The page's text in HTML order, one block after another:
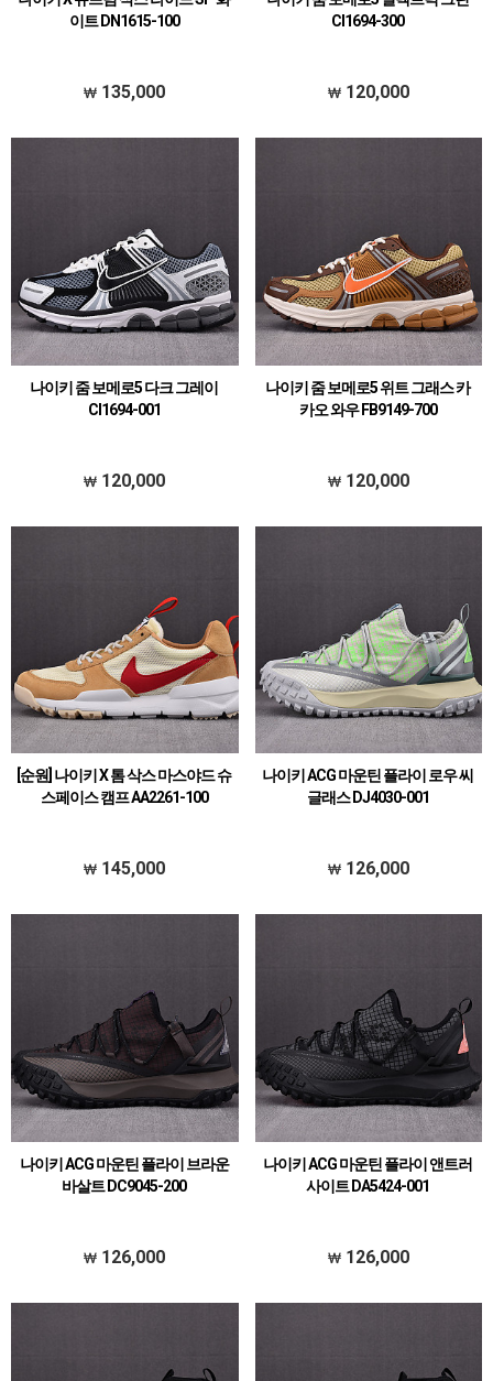
이트 DN1615-100
135,000
CI1694-300
120,000
나이키 줌 보메로5 다크 그레이
CI1694-001
120,000
나이키 줌 보메로5 위트 그래스 카
카오 와우 FB9149-700
120,000
[순원] 나이키 X 톰 삭스 마스야드 슈
스페이스 캠프 AA2261-100
145,000
나이키 ACG 마운틴 플라이 로우 씨
글래스 DJ4030-001
126,000
나이키 ACG 마운틴 플라이 브라운
바살트 DC9045-200
126,000
나이키 ACG 마운틴 플라이 앤트러
사이트 DA5424-001
126,000